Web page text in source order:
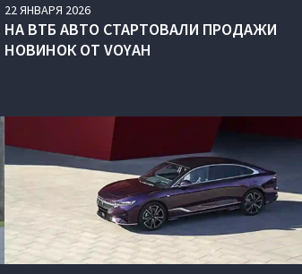
22ЯНВАРЯ 2026
НА ВТБ АВТО СТАРТОВАЛИ ПРОДАЖИ
НОВИНОК ОТ VOYAH